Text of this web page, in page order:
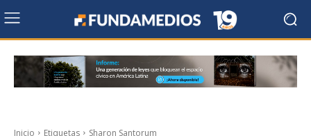
Inicio Etiquetas Sharon Santorum